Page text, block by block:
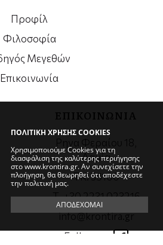
ΠΟΛΙΤΙΚΗ ΧΡΗΣΗΣ COOKIES
Χρησιμοποιούμε Cookies για τη
διασφάλιση της καλύτερης περιήγησης
στο www.krontira.gr. Αν συνεχίσετε την
πλοήγηση, θα θεωρηθεί ότι αποδέχεστε
την πολιτική μας.
ΑΠΟΔΕΧΟΜΑΙ
Προφίλ
Φιλοσοφία
Μεγεθών
Επικοινωνία
Λαμία
ΤΚ. 35100
Τ. +30 2231 023216
info@krontira.gr
Follow us